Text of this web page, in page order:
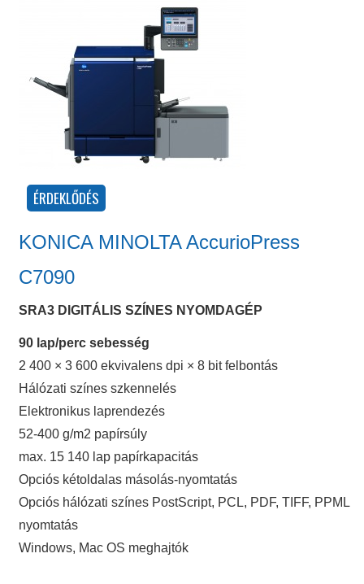
KONICA MINOLTA AccurioPress
C7090
SRA3 DIGITÁLIS SZÍNES NYOMDAGÉP
90 lap/perc sebesség
2 400 × 3 600 ekvivalens dpi × 8 bit felbontás
Hálózati színes szkennelés
Elektronikus laprendezés
52-400 g/m2 papírsúly
max. 15 140 lap papírkapacitás
Opciós kétoldalas másolás-nyomtatás
Opciós hálózati színes PostScript, PCL, PDF, TIFF, PPML
nyomtatás
Windows, Mac OS meghajtók